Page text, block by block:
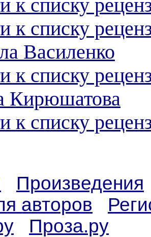
к списку
к списку
Василенко
к списку
Кирюшатова
к списку
Произведения
авторов
Проза.ру